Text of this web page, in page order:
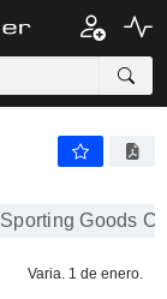
1,440 $ -
Goods
Varia. 1 de enero.